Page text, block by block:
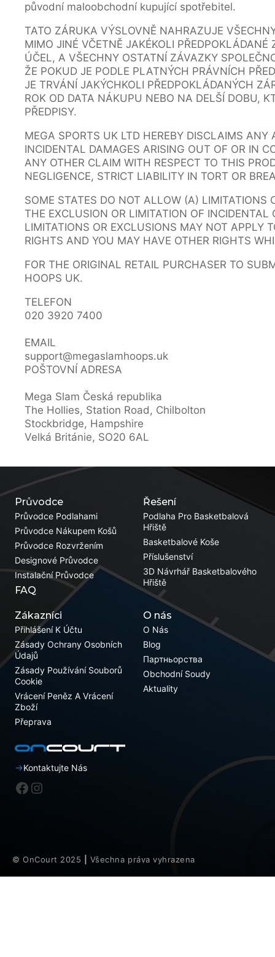
původní maloobchodní kupující spotřebitel.
TATO ZÁRUKA VÝSLOVNĚ NAHRAZUJE
MIMO JINÉ VČETNĚ JAKÉKOLI
ÚČEL, A VŠECHNY OSTATNÍ ZÁVAZKY
ŽE POKUD JE PODLE PLATNÝCH PRÁVNÍCH
JE TRVÁNÍ JAKÝCHKOLI PŘEDPOKLÁDANÝCH
ROK OD DATA NÁKUPU NEBO NA DELŠÍ DOBU,
PŘEDPISY.
MEGA SPORTS UK LTD HEREBY DISCLAIMS
INCIDENTAL DAMAGES ARISING OUT OF OR IN
ANY OTHER CLAIM WITH RESPECT TO THIS
NEGLIGENCE, STRICT LIABILITY IN TORT OR
SOME STATES DO NOT ALLOW (A)
THE EXCLUSION OR LIMITATION OF
LIMITATIONS OR EXCLUSIONS MAY NOT APPLY
RIGHTS AND YOU MAY HAVE OTHER RIGHTS
FOR THE ORIGINAL RETAIL PURCHASER TO
HOOPS UK.
TELEFON
020 3920 7400
EMAIL
support@megaslamhoops.uk
POŠTOVNÍ ADRESA
Mega Slam Česká republika
The Hollies, Station Road, Chilbolton
Stockbridge, Hampshire
Velká Británie, SO20 6AL
Řešení
Podlaha Pro Basketbalová
Hřiště
Basketbalové Koše
Příslušenství
3D Návrhář Basketbalového
Hřiště
Průvodce
Průvodce Podlahami
Průvodce Nákupem Košů
Průvodce Rozvržením
Designové Průvodce
Instalační Průvodce
FAQ
Zákazníci
Přihlášení K Účtu
Zásady Ochrany Osobních
Údajů
Zásady Používání Souborů
Cookie
Vrácení Peněz A Vrácení
Zboží
Přeprava
O nás
O Nás
Blog
Партньорства
Obchodní Soudy
Aktuality
Kontaktujte Nás
Facebook
Instagram
© OnCourt 2025 Všechna práva vyhrazena